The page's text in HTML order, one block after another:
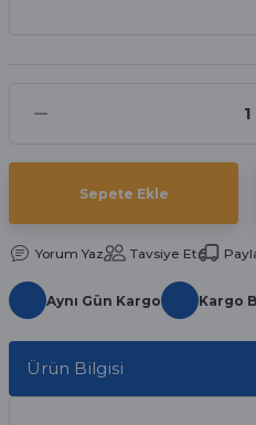
Sepete Ekle
Yorum Yaz Tavsiye Et
Aynı Gün Kargo Kargo
Ürün Bilgisi